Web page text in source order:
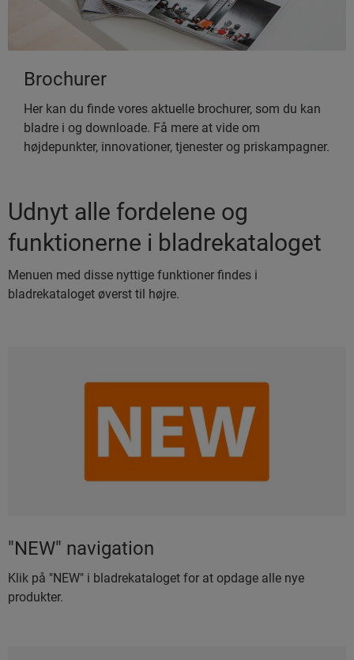
Brochurer
Her kan du finde vores aktuelle brochurer, som du kan
bladre i og downloade. Få mere at vide om
højdepunkter, innovationer, tjenester og priskampagner.
Udnyt alle fordelene og
funktionerne i bladrekataloget
Menuen med disse nyttige funktioner findes i
bladrekataloget øverst til højre.
"NEW" navigation
Klik på "NEW" i bladrekataloget for at opdage alle nye
produkter.